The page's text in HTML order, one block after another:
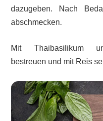
dazugeben. Nach
abschmecken.
Mit Thaibasilikum
bestreuen und mit Reis